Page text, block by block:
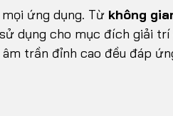
ứng dụng. Từ không
dụng cho mục đích giải
trần đỉnh cao đều đáp